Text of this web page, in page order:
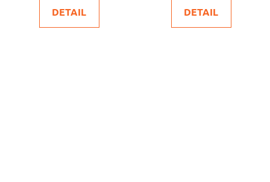
DETAIL DETAIL